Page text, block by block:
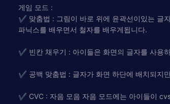
게임 모드 :
✔ 맞춤법 : 그림이 바로 위에 윤곽선이있는 글
파닉스를 배우면서 철자를 배우게됩니다.
✔ 빈칸 채우기 : 아이들은 화면의 글자를 사용
✔ 공백 맞춤법 : 글자가 화면 하단에 배치되지
✔ CVC : 자음 모음 자음 모드에는 아이들이